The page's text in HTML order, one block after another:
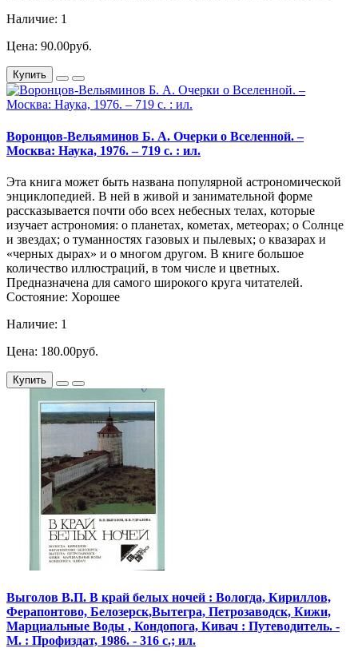
Наличие: 1
Цена: 90.00руб.
Купить
Воронцов-Вельяминов Б. А. Очерки о Вселенной. –
Москва: Наука, 1976. – 719 с. : ил.
Эта книга может быть названа популярной астрономической
энциклопедией. В ней в живой и занимательной форме
рассказывается почти обо всех небесных телах, которые
изучает астрономия: о планетах, кометах, метеорах; о Солнце
и звездах; о туманностях газовых и пылевых; о квазарах и
«черных дырах» и о многом другом. В книге большое
количество иллюстраций, в том числе и цветных.
Предназначена для самого широкого круга читателей.
Состояние: Хорошее
Наличие: 1
Цена: 180.00руб.
Купить
Выголов В.П. В край белых ночей : Вологда, Кириллов,
Ферапонтово, Белозерск,Вытегра, Петрозаводск, Кижи,
Марциальные Воды , Кондопога, Кивач : Путеводитель. -
М. : Профиздат, 1986. - 316 с.; ил.